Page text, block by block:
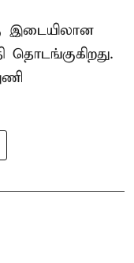
இடையிலான